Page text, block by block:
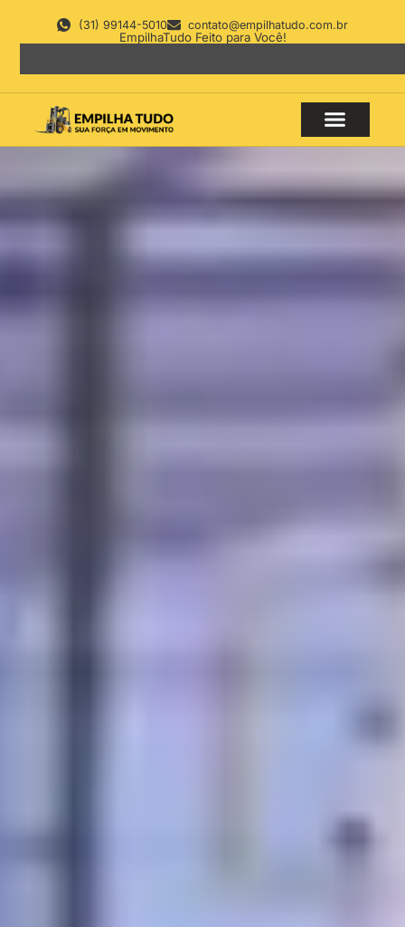
(31) 99144-5010 contato@empilhatudo.com.br
EmpilhaTudo Feito para Você!